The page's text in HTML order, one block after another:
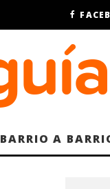
BARRIO A